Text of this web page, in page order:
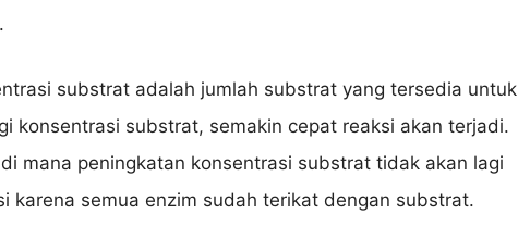
substrat adalah jumlah substrat yang tersedia untuk
konsentrasi substrat, semakin cepat reaksi akan terjadi.
mana peningkatan konsentrasi substrat tidak akan lagi
karena semua enzim sudah terikat dengan substrat.